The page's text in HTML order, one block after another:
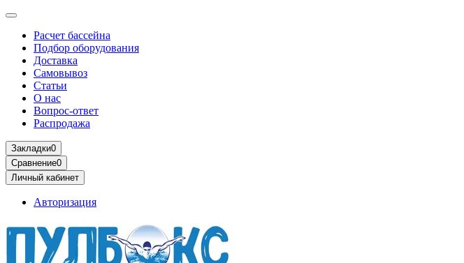
Расчет бассейна
Подбор оборудования
Доставка
Самовывоз
Статьи
О нас
Вопрос-ответ
Распродажа
Закладки0
Сравнение0
Личный кабинет
Авторизация